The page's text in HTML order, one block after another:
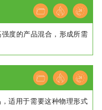
度的产品混合，形成所需
适用于需要这种物理形式